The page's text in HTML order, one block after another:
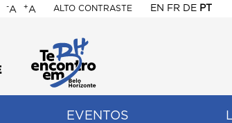
-A +A ALTO CONTRASTE EN FR DE PT
EVENTOS